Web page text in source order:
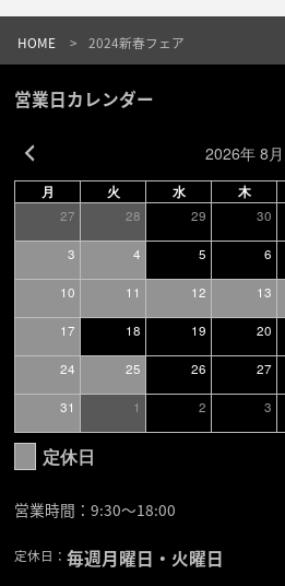
HOME 2024新春フェア
営業日カレンダー
2026年 8月
月 火 水 木
27
28 29 30
3 4 5 6
10
11 12 13
17 18 19 20
24 25 26 27
31 1 2 3
定休日
営業時間：9:30〜18:00
定休日：毎週月曜日・火曜日